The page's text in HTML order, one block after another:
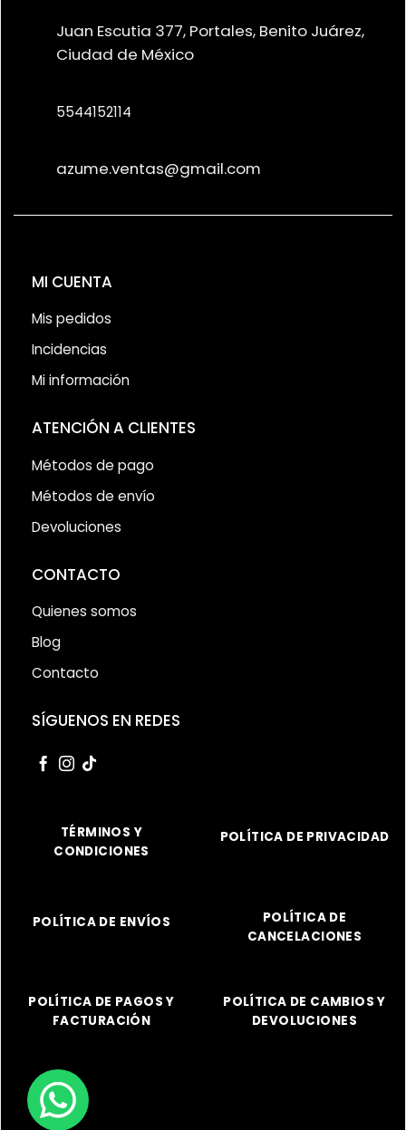
Juan Escutia 377, Portales, Benito Juárez,
Ciudad de México
5544152114
azume.ventas@gmail.com
MI CUENTA
Mis pedidos
Incidencias
Mi información
ATENCIÓN A CLIENTES
Métodos de pago
Métodos de envío
Devoluciones
CONTACTO
Quienes somos
Blog
Contacto
SÍGUENOS EN REDES
TÉRMINOS Y
CONDICIONES
POLÍTICA DE PRIVACIDAD
POLÍTICA DE ENVÍOS
POLÍTICA DE
CANCELACIONES
POLÍTICA DE PAGOS Y
FACTURACIÓN
POLÍTICA DE CAMBIOS Y
DEVOLUCIONES